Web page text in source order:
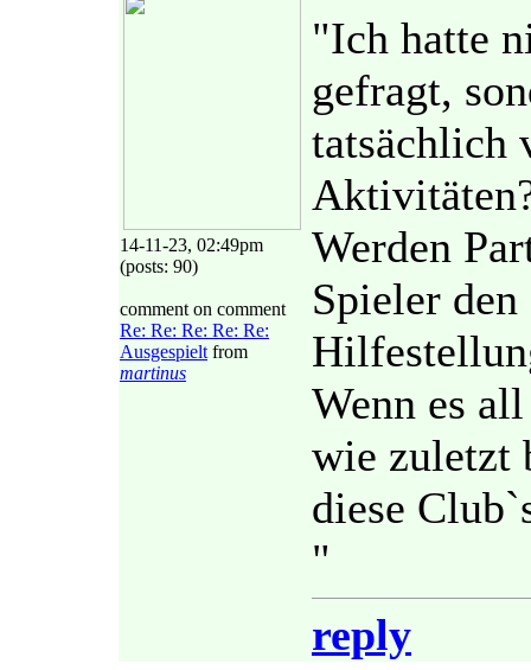
14-11-23, 02:49pm
(posts: 90)
comment on comment
Re: Re: Re: Re: Re:
Ausgespielt from
martinus
"Ich hatte
gefragt,
tatsächlich
Werden
Spieler
Wenn es
wie zuletzt
diese
"
reply